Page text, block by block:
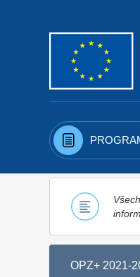
OPZ+ 2021-